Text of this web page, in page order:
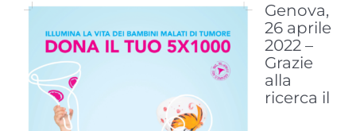
Genova,
26 aprile
2022 –
Grazie
alla
ricerca il